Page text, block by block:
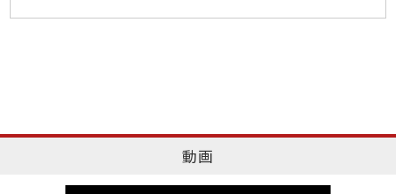
動画